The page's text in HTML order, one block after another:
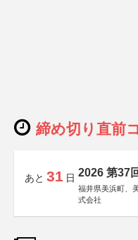
締め切り直前
あと 31 日 2026 第37
福井県美浜町、
式会社